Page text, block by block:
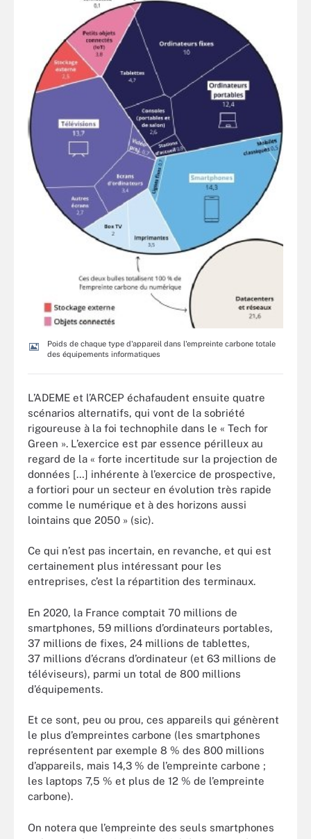
Poids de chaque type d'appareil dans l'empreinte carbone totale
des équipements informatiques
L’ADEME et l’ARCEP échafaudent ensuite quatre
scénarios alternatifs, qui vont de la sobriété
rigoureuse à la foi technophile dans le « Tech for
Green ». L’exercice est par essence périlleux au
regard de la « forte incertitude sur la projection de
données […] inhérente à l’exercice de prospective,
a fortiori pour un secteur en évolution très rapide
comme le numérique et à des horizons aussi
lointains que 2050 » (sic).
Ce qui n’est pas incertain, en revanche, et qui est
certainement plus intéressant pour les
entreprises, c’est la répartition des terminaux.
En 2020, la France comptait 70 millions de
smartphones, 59 millions d’ordinateurs portables,
37 millions de fixes, 24 millions de tablettes,
37 millions d’écrans d’ordinateur (et 63 millions de
téléviseurs), parmi un total de 800 millions
d’équipements.
Et ce sont, peu ou prou, ces appareils qui génèrent
le plus d’empreintes carbone (les smartphones
représentent par exemple 8 % des 800 millions
d’appareils, mais 14,3 % de l’empreinte carbone ;
les laptops 7,5 % et plus de 12 % de l’empreinte
carbone).
On notera que l’empreinte des seuls smartphones